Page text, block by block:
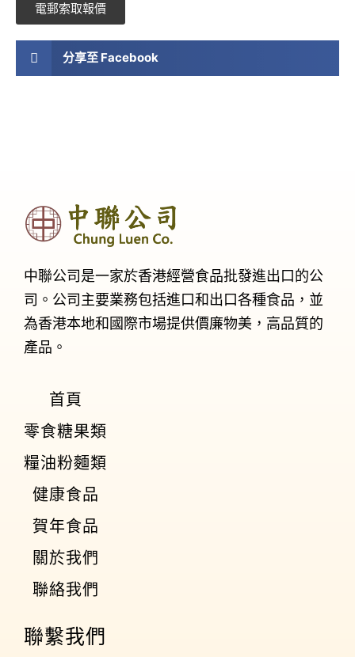
電郵索取報價
分享至 Facebook
中聯公司是一家於香港經營食品批發進出口的公
司。公司主要業務包括進口和出口各種食品，並
為香港本地和國際市場提供價廉物美，高品質的
產品。
首頁
零食糖果類
糧油粉麵類
健康食品
賀年食品
關於我們
聯絡我們
聯繫我們